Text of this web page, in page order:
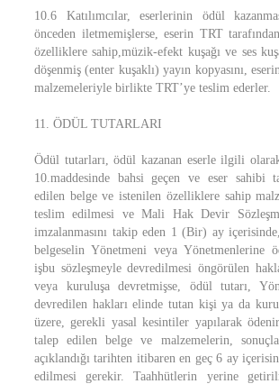
10.6 Katılımcılar, eserlerinin ödül
önceden iletmemişlerse, eserin TRT
özelliklere sahip,müzik-efekt kuşağı ve ses
döşenmiş (enter kuşaklı) yayın kopyasını,
malzemeleriyle birlikte TRT’ye teslim ederler.
11. ÖDÜL TUTARLARI
Ödül tutarları, ödül kazanan eserle ilgili
10.maddesinde bahsi geçen ve eser sahibi
edilen belge ve istenilen özelliklere sahip
teslim edilmesi ve Mali Hak Devir
imzalanmasını takip eden 1 (Bir) ay
belgeselin Yönetmeni veya Yönetmenlerine
işbu sözleşmeyle devredilmesi öngörülen
veya kuruluşa devretmişse, ödül tutarı,
devredilen hakları elinde tutan kişi ya da
üzere, gerekli yasal kesintiler yapılarak
talep edilen belge ve malzemelerin,
açıklandığı tarihten itibaren en geç 6 ay
edilmesi gerekir. Taahhütlerin yerine